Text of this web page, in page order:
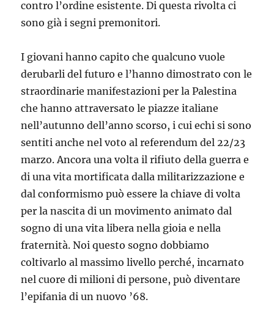
contro l’ordine esistente. Di questa rivolta ci
sono già i segni premonitori.
I giovani hanno capito che qualcuno vuole
derubarli del futuro e l’hanno dimostrato con le
straordinarie manifestazioni per la Palestina
che hanno attraversato le piazze italiane
nell’autunno dell’anno scorso, i cui echi si sono
sentiti anche nel voto al referendum del 22/23
marzo. Ancora una volta il rifiuto della guerra e
di una vita mortificata dalla militarizzazione e
dal conformismo può essere la chiave di volta
per la nascita di un movimento animato dal
sogno di una vita libera nella gioia e nella
fraternità. Noi questo sogno dobbiamo
coltivarlo al massimo livello perché, incarnato
nel cuore di milioni di persone, può diventare
l’epifania di un nuovo ’68.